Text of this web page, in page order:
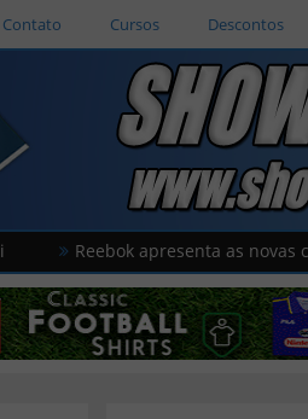
Contato Cursos Descontos
Reebok apresenta as novas camisas